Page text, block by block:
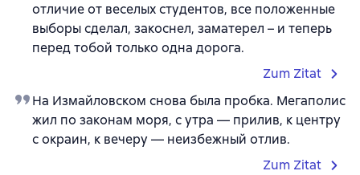
отличие от веселых студентов, все положенные
выборы сделал, закоснел, заматерел – и теперь
перед тобой только одна дорога.
Zum Zitat
На Измайловском снова была пробка. Мегаполис
жил по законам моря, с утра — прилив, к центру
с окраин, к вечеру — неизбежный отлив.
Zum Zitat